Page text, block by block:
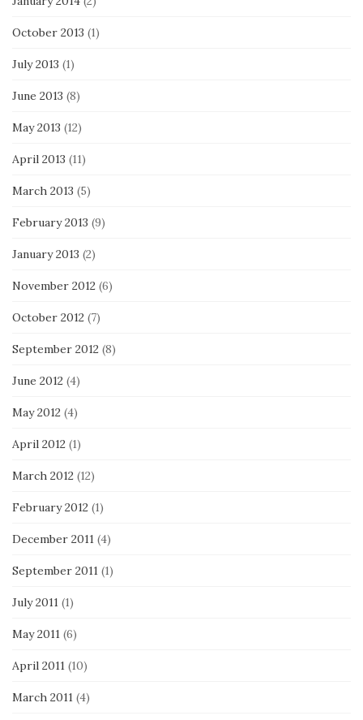
October 2013 (1)
July 2013 (1)
June 2013 (8)
May 2013 (12)
April 2013 (11)
March 2013 (5)
February 2013 (9)
January 2013 (2)
November 2012 (6)
October 2012 (7)
September 2012 (8)
June 2012 (4)
May 2012 (4)
April 2012 (1)
March 2012 (12)
February 2012 (1)
December 2011 (4)
September 2011 (1)
July 2011 (1)
May 2011 (6)
April 2011 (10)
March 2011 (4)